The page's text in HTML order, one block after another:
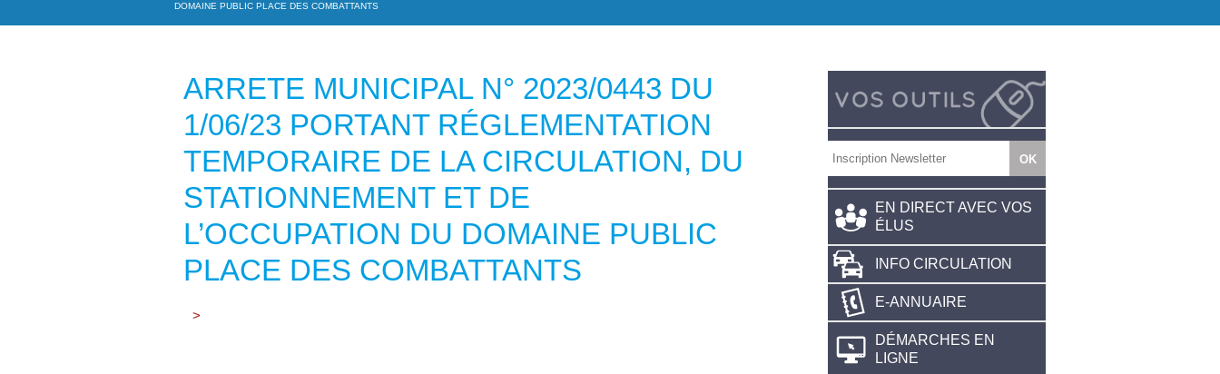
DOMAINE PUBLIC PLACE DES COMBATTANTS
ARRETE MUNICIPAL N° 2023/0443 DU
1/06/23 PORTANT RÉGLEMENTATION
TEMPORAIRE DE LA CIRCULATION, DU
STATIONNEMENT ET DE
L’OCCUPATION DU DOMAINE PUBLIC
PLACE DES COMBATTANTS
>
EN DIRECT AVEC VOS
ÉLUS
INFO CIRCULATION
E-ANNUAIRE
DÉMARCHES EN
LIGNE